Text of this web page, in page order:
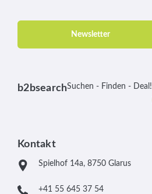
Newsletter
b2bsearchSuchen - Finden - Deal!
Kontakt
Spielhof 14a, 8750 Glarus
+41 55 645 37 54